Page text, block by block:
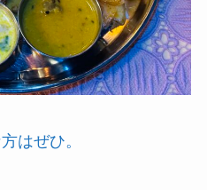
はぜひ。